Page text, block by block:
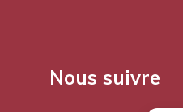
Nous suivre